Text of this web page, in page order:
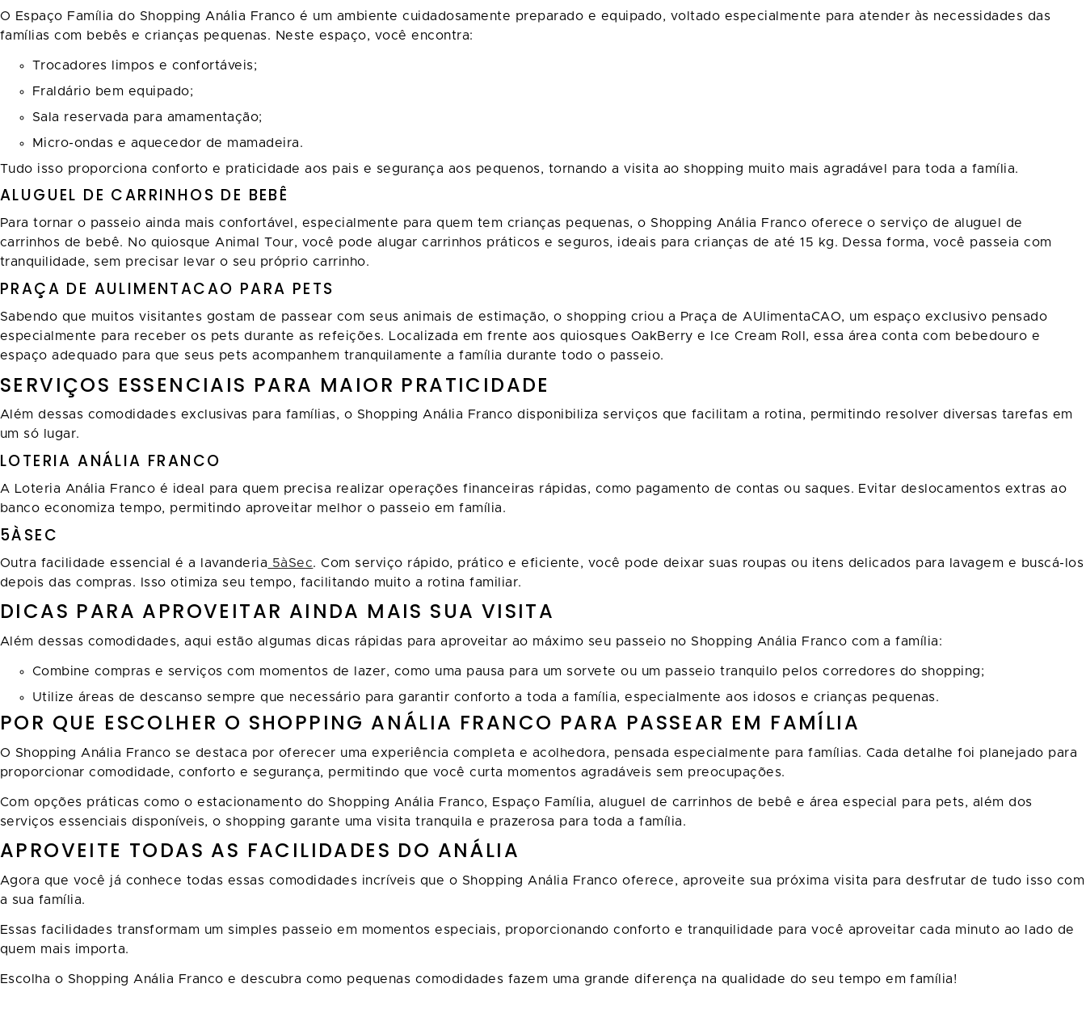
O Espaço Família do Shopping Anália Franco é um ambiente cuidadosamente preparado e equipado, voltado especialmente para atender às necessidades das
famílias com bebês e crianças pequenas. Neste espaço, você encontra:
Trocadores limpos e confortáveis;
Fraldário bem equipado;
Sala reservada para amamentação;
Micro-ondas e aquecedor de mamadeira.
Tudo isso proporciona conforto e praticidade aos pais e segurança aos pequenos, tornando a visita ao shopping muito mais agradável para toda a família.
ALUGUEL DE CARRINHOS DE BEBÊ
Para tornar o passeio ainda mais confortável, especialmente para quem tem crianças pequenas, o Shopping Anália Franco oferece o serviço de aluguel de
carrinhos de bebê. No quiosque Animal Tour, você pode alugar carrinhos práticos e seguros, ideais para crianças de até 15 kg. Dessa forma, você passeia com
tranquilidade, sem precisar levar o seu próprio carrinho.
PRAÇA DE AULIMENTACAO PARA PETS
Sabendo que muitos visitantes gostam de passear com seus animais de estimação, o shopping criou a Praça de AUlimentaCAO, um espaço exclusivo pensado
especialmente para receber os pets durante as refeições. Localizada em frente aos quiosques OakBerry e Ice Cream Roll, essa área conta com bebedouro e
espaço adequado para que seus pets acompanhem tranquilamente a família durante todo o passeio.
SERVIÇOS ESSENCIAIS PARA MAIOR PRATICIDADE
Além dessas comodidades exclusivas para famílias, o Shopping Anália Franco disponibiliza serviços que facilitam a rotina, permitindo resolver diversas tarefas em
um só lugar.
LOTERIA ANÁLIA FRANCO
A Loteria Anália Franco é ideal para quem precisa realizar operações financeiras rápidas, como pagamento de contas ou saques. Evitar deslocamentos extras ao
banco economiza tempo, permitindo aproveitar melhor o passeio em família.
5ÀSEC
Outra facilidade essencial é a lavanderia 5àSec. Com serviço rápido, prático e eficiente, você pode deixar suas roupas ou itens delicados para lavagem e buscá-los
depois das compras. Isso otimiza seu tempo, facilitando muito a rotina familiar.
DICAS PARA APROVEITAR AINDA MAIS SUA VISITA
Além dessas comodidades, aqui estão algumas dicas rápidas para aproveitar ao máximo seu passeio no Shopping Anália Franco com a família:
Combine compras e serviços com momentos de lazer, como uma pausa para um sorvete ou um passeio tranquilo pelos corredores do shopping;
Utilize áreas de descanso sempre que necessário para garantir conforto a toda a família, especialmente aos idosos e crianças pequenas.
POR QUE ESCOLHER O SHOPPING ANÁLIA FRANCO PARA PASSEAR EM FAMÍLIA
O Shopping Anália Franco se destaca por oferecer uma experiência completa e acolhedora, pensada especialmente para famílias. Cada detalhe foi planejado para
proporcionar comodidade, conforto e segurança, permitindo que você curta momentos agradáveis sem preocupações.
Com opções práticas como o estacionamento do Shopping Anália Franco, Espaço Família, aluguel de carrinhos de bebê e área especial para pets, além dos
serviços essenciais disponíveis, o shopping garante uma visita tranquila e prazerosa para toda a família.
APROVEITE TODAS AS FACILIDADES DO ANÁLIA
Agora que você já conhece todas essas comodidades incríveis que o Shopping Anália Franco oferece, aproveite sua próxima visita para desfrutar de tudo isso com
a sua família.
Essas facilidades transformam um simples passeio em momentos especiais, proporcionando conforto e tranquilidade para você aproveitar cada minuto ao lado de
quem mais importa.
Escolha o Shopping Anália Franco e descubra como pequenas comodidades fazem uma grande diferença na qualidade do seu tempo em família!